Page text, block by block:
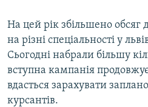
На цей рік збільшено
на різні спеціальності у
Сьогодні набрали більшу
вступна кампанія
вдасться зарахувати
курсантів.